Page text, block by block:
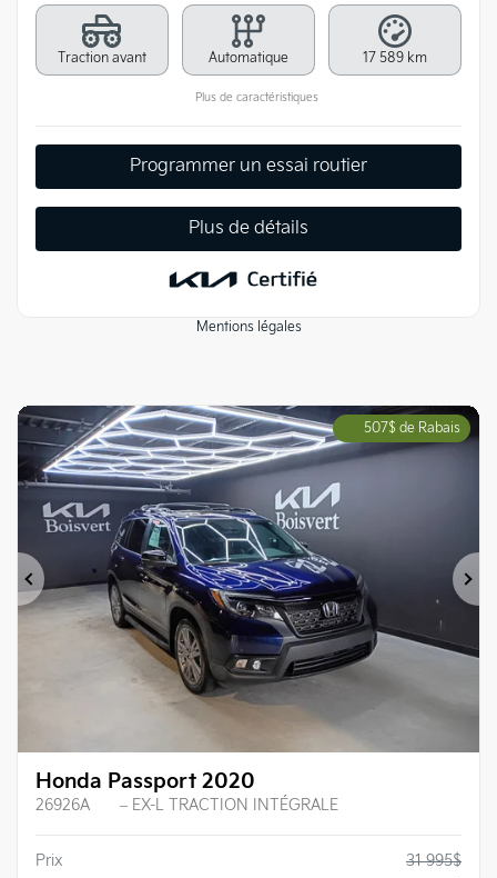
Traction avant Automatique 17 589 km
Plus de caractéristiques
Programmer un essai routier
Plus de détails
Mentions légales
507$ de Rabais
Précédent
Honda Passport 2020
26926A – EX-L TRACTION INTÉGRALE
Prix 31 995$